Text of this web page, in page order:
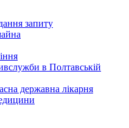
запиту
в Полтавській
державна лікарня